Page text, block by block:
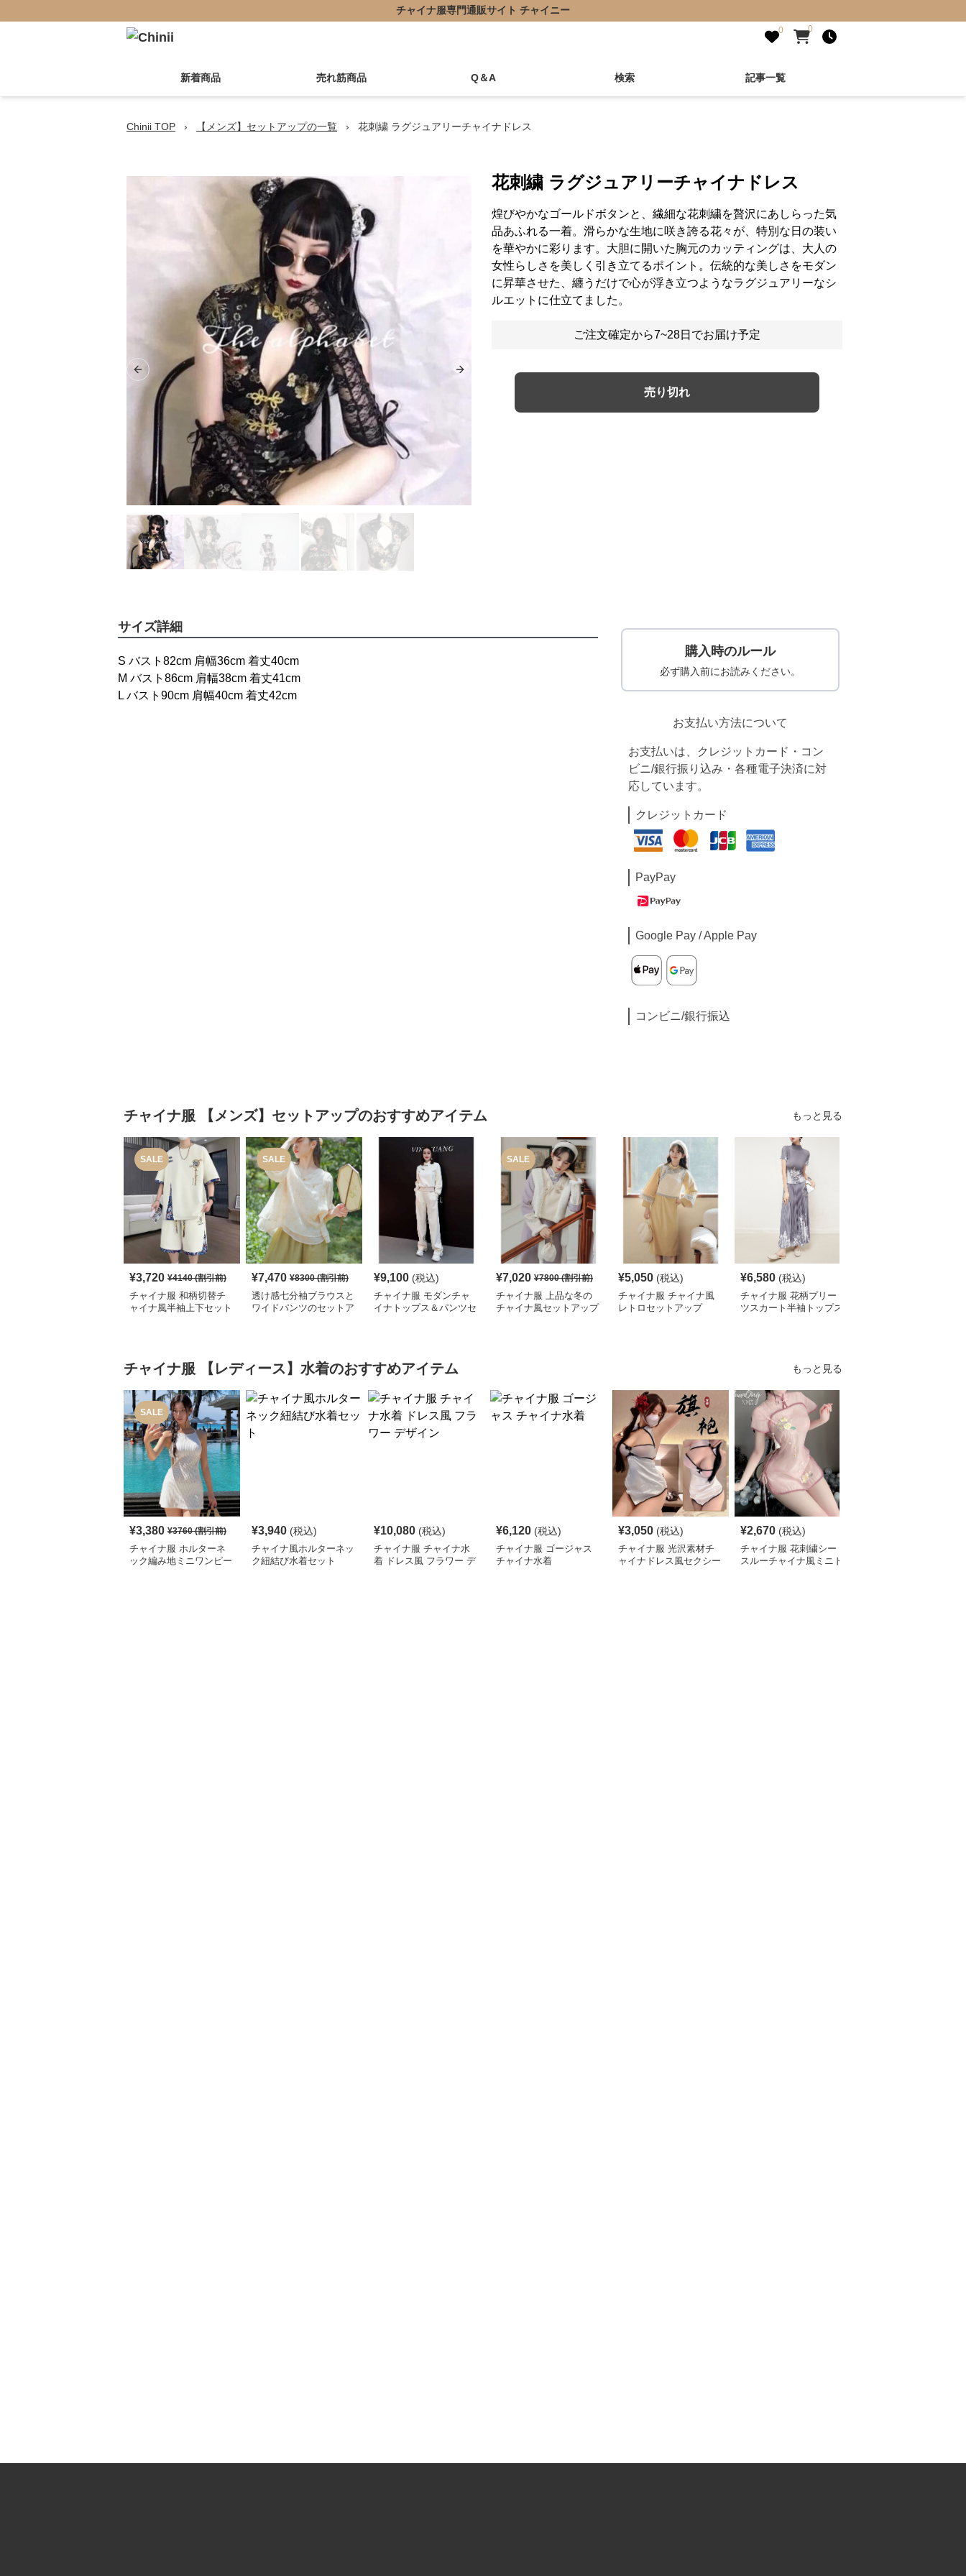
チャイナ服専門通販サイト チャイニー
0 0
新着商品 売れ筋商品 Q＆A 検索 記事一覧
Chinii TOP › 【メンズ】セットアップの一覧 › 花刺繍 ラグジュアリーチャイナドレス
Previous slide Next slide
花刺繍 ラグジュアリーチャイナドレス
煌びやかなゴールドボタンと、繊細な花刺繍を贅沢にあしらった気
品あふれる一着。滑らかな生地に咲き誇る花々が、特別な日の装い
を華やかに彩ります。大胆に開いた胸元のカッティングは、大人の
女性らしさを美しく引き立てるポイント。伝統的な美しさをモダン
に昇華させた、纏うだけで心が浮き立つようなラグジュアリーなシ
ルエットに仕立てました。
ご注文確定から7~28日でお届け予定
売り切れ
サイズ詳細
S バスト82cm 肩幅36cm 着丈40cm
M バスト86cm 肩幅38cm 着丈41cm
L バスト90cm 肩幅40cm 着丈42cm
購入時のルール
必ず購入前にお読みください。
お支払い方法について
お支払いは、クレジットカード・コン
ビニ/銀行振り込み・各種電子決済に対
応しています。
クレジットカード
PayPay
Google Pay / Apple Pay
コンビニ/銀行振込
チャイナ服 【メンズ】セットアップのおすすめアイテム もっと見る
SALE
¥3,720 ¥4140(割引前)
チャイナ服 和柄切替チ
ャイナ風半袖上下セット
SALE
¥7,470 ¥8300(割引前)
透け感七分袖ブラウスと
ワイドパンツのセットア
¥9,100 (税込)
チャイナ服 モダンチャ
イナトップス＆パンツセ
SALE
¥7,020 ¥7800(割引前)
チャイナ服 上品な冬の
チャイナ風セットアップ
¥5,050 (税込)
チャイナ服 チャイナ風
レトロセットアップ
¥6,580 (税込)
チャイナ服 花柄プリー
ツスカート半袖トップス
チャイナ服 【レディース】水着のおすすめアイテム もっと見る
SALE
¥3,380 ¥3760(割引前)
チャイナ服 ホルターネ
ック編み地ミニワンピー
¥3,940 (税込)
チャイナ風ホルターネッ
ク紐結び水着セット
¥10,080 (税込)
チャイナ服 チャイナ水
着 ドレス風 フラワー デ
¥6,120 (税込)
チャイナ服 ゴージャス
チャイナ水着
¥3,050 (税込)
チャイナ服 光沢素材チ
ャイナドレス風セクシー
¥2,670 (税込)
チャイナ服 花刺繍シー
スルーチャイナ風ミニド